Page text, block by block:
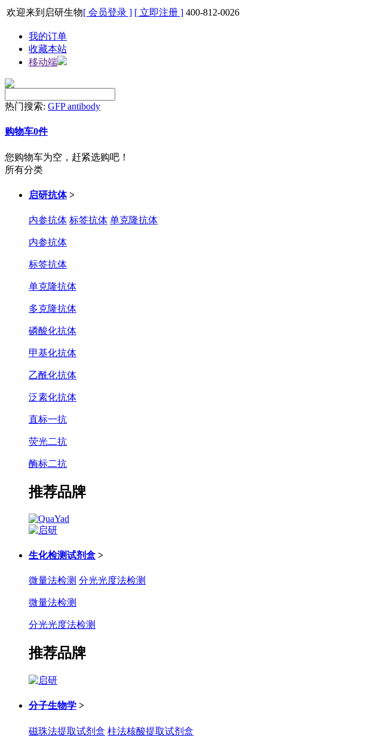
欢迎来到启研生物[ 会员登录 ] [ 立即注册 ] 400-812-0026
我的订单
收藏本站
移动端
热门搜索: GFP antibody
购物车0件
您购物车为空，赶紧选购吧！
所有分类
启研抗体 >
内参抗体 标签抗体 单克隆抗体
内参抗体
标签抗体
单克隆抗体
多克隆抗体
磷酸化抗体
甲基化抗体
乙酰化抗体
泛素化抗体
直标一抗
荧光二抗
酶标二抗
推荐品牌
生化检测试剂盒 >
微量法检测 分光光度法检测
微量法检测
分光光度法检测
推荐品牌
分子生物学 >
磁珠法提取试剂盒 柱法核酸提取试剂盒